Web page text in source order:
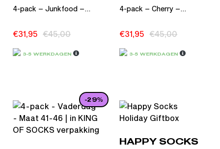
4-pack – Junkfood –...
€31,95 €45,00
3-5 WERKDAGEN
4-pack – Cherry –...
€31,95 €45,00
3-5 WERKDAGEN
-29%
HAPPY SOCKS